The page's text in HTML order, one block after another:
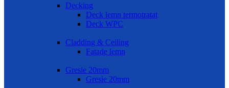
Decking
Deck lemn termotratat
Deck WPC
Cladding & Ceiling
Fatade lemn
Gresie 20mm
Gresie 20mm